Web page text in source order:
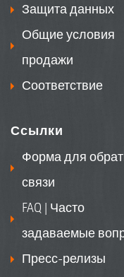
Защита данных
Общие условия
продажи
Соответствие
Ссылки
Форма для
связи
FAQ | Часто
задаваемые
Пресс-релизы